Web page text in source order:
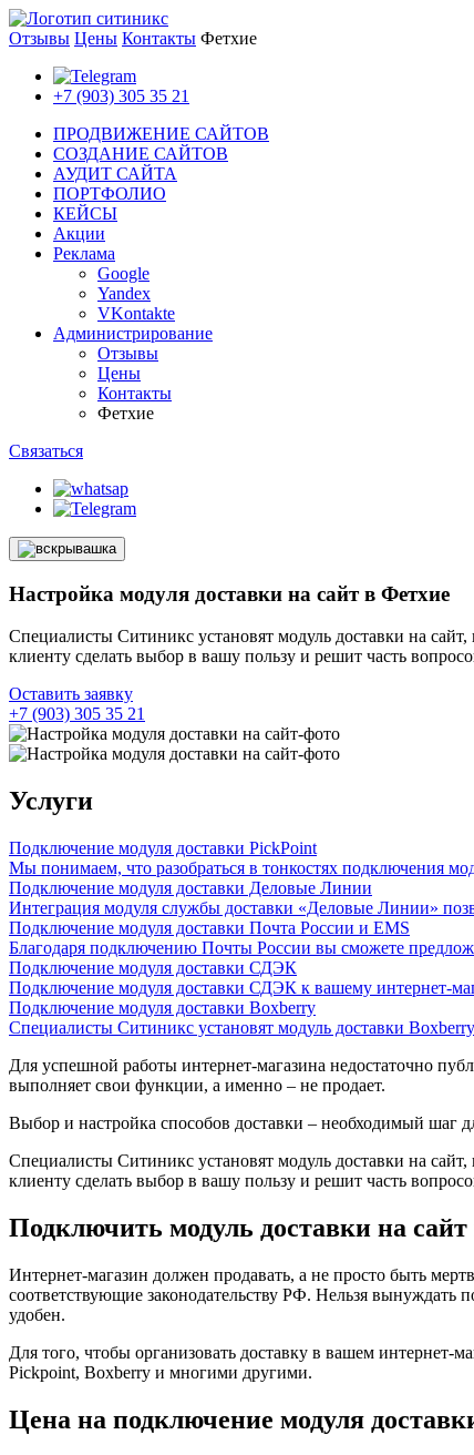
Отзывы Цены Контакты Фетхие
+7 (903) 305 35 21
ПРОДВИЖЕНИЕ САЙТОВ
СОЗДАНИЕ САЙТОВ
АУДИТ САЙТА
ПОРТФОЛИО
КЕЙСЫ
Акции
Реклама
Google
Yandex
VKontakte
Администрирование
Отзывы
Цены
Контакты
Фетхие
Связаться
Настройка модуля доставки на сайт в Фетхие
Специалисты Ситиникс установят модуль доставки на
клиенту сделать выбор в вашу пользу и решит часть
Оставить заявку
+7 (903) 305 35 21
Услуги
Подключение модуля доставки PickPoint
Мы понимаем, что разобраться в тонкостях подключения
Подключение модуля доставки Деловые Линии
Интеграция модуля службы доставки «Деловые Линии»
Подключение модуля доставки Почта России и EMS
Благодаря подключению Почты России вы сможете
Подключение модуля доставки СДЭК
Подключение модуля доставки СДЭК к вашему интернет-
Подключение модуля доставки Boxberry
Специалисты Ситиникс установят модуль доставки
Для успешной работы интернет-магазина недостаточно
выполняет свои функции, а именно – не продает.
Выбор и настройка способов доставки – необходимый шаг
Специалисты Ситиникс установят модуль доставки на
клиенту сделать выбор в вашу пользу и решит часть
Подключить модуль доставки на
Интернет-магазин должен продавать, а не просто быть
соответствующие законодательству РФ. Нельзя вынуждать
удобен.
Для того, чтобы организовать доставку в вашем
Pickpoint, Boxberry и многими другими.
Цена на подключение модуля